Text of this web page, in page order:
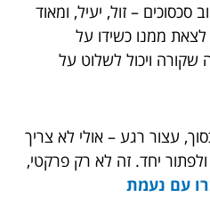
– זול, יעיל, ומאוד
ממנו כשידו על
שקורה ויכול לשלוט על
עצור רגע – אולי לא צריך
יחד. זה לא רק פרקטי,
עם נעמת